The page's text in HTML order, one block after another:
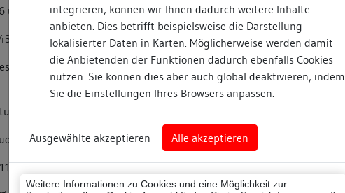
integrieren, können wir Ihnen dadurch weitere Inhalte
anbieten. Dies betrifft beispielsweise die Darstellung
lokalisierter Daten in Karten. Möglicherweise werden damit
die Anbietenden der Funktionen dadurch ebenfalls Cookies
nutzen. Sie können dies aber auch global deaktivieren, indem
Sie die Einstellungen Ihres Browsers anpassen.
Ausgewählte akzeptieren Alle akzeptieren
Weitere Informationen zu Cookies und eine Möglichkeit zur
und 18
(Landkreis)